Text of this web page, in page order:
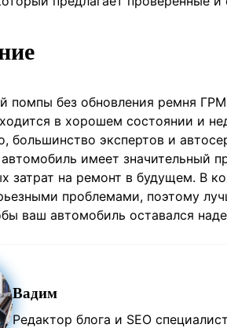
помпы без обновления ремня
в хорошем состоянии и
большинство экспертов и
имеет значительный
затрат на ремонт в будущем. В
проблемами, поэтому
ваш автомобиль оставался
Вадим
Редактор блога и SEO специалист